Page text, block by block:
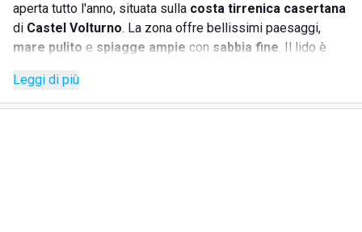
aperta tutto l'anno, situata sulla costa tirrenica casertana
di Castel Volturno. La zona offre bellissimi paesaggi,
mare pulito e spiagge ampie con sabbia fine. Il lido è
una bellissima sala climatizzata e di una terrazza sul mare,
dove i clienti possono assaporare la ricercata cucina di
Leggi di più